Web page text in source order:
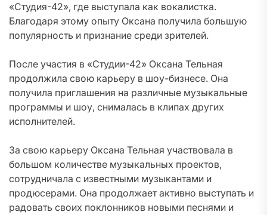
«Студия-42», где выступала как вокалистка.
Благодаря этому опыту Оксана получила большую
популярность и признание среди зрителей.
После участия в «Студии-42» Оксана Тельная
продолжила свою карьеру в шоу-бизнесе. Она
получила приглашения на различные музыкальные
программы и шоу, снималась в клипах других
исполнителей.
За свою карьеру Оксана Тельная участвовала в
большом количестве музыкальных проектов,
сотрудничала с известными музыкантами и
продюсерами. Она продолжает активно выступать и
радовать своих поклонников новыми песнями и